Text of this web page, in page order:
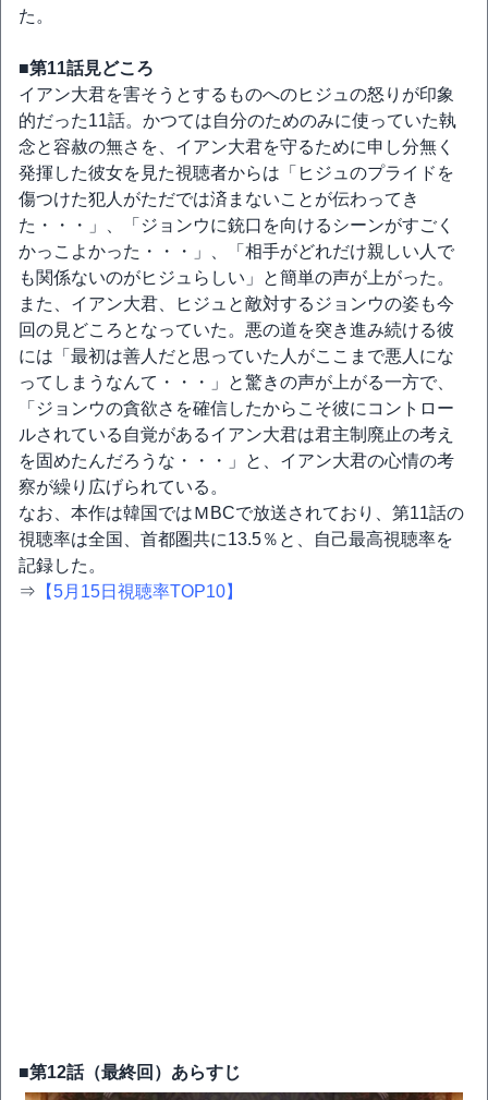
た。
■第11話見どころ
イアン大君を害そうとするものへのヒジュの怒りが印象
的だった11話。かつては自分のためのみに使っていた執
念と容赦の無さを、イアン大君を守るために申し分無く
発揮した彼女を見た視聴者からは「ヒジュのプライドを
傷つけた犯人がただでは済まないことが伝わってき
た・・・」、「ジョンウに銃口を向けるシーンがすごく
かっこよかった・・・」、「相手がどれだけ親しい人で
も関係ないのがヒジュらしい」と簡単の声が上がった。
また、イアン大君、ヒジュと敵対するジョンウの姿も今
回の見どころとなっていた。悪の道を突き進み続ける彼
には「最初は善人だと思っていた人がここまで悪人にな
ってしまうなんて・・・」と驚きの声が上がる一方で、
「ジョンウの貪欲さを確信したからこそ彼にコントロー
ルされている自覚があるイアン大君は君主制廃止の考え
を固めたんだろうな・・・」と、イアン大君の心情の考
察が繰り広げられている。
なお、本作は韓国ではＭBCで放送されており、第11話の
視聴率は全国、首都圏共に13.5％と、自己最高視聴率を
記録した。
⇒ 【5月15日視聴率TOP10】
■第12話（最終回）あらすじ